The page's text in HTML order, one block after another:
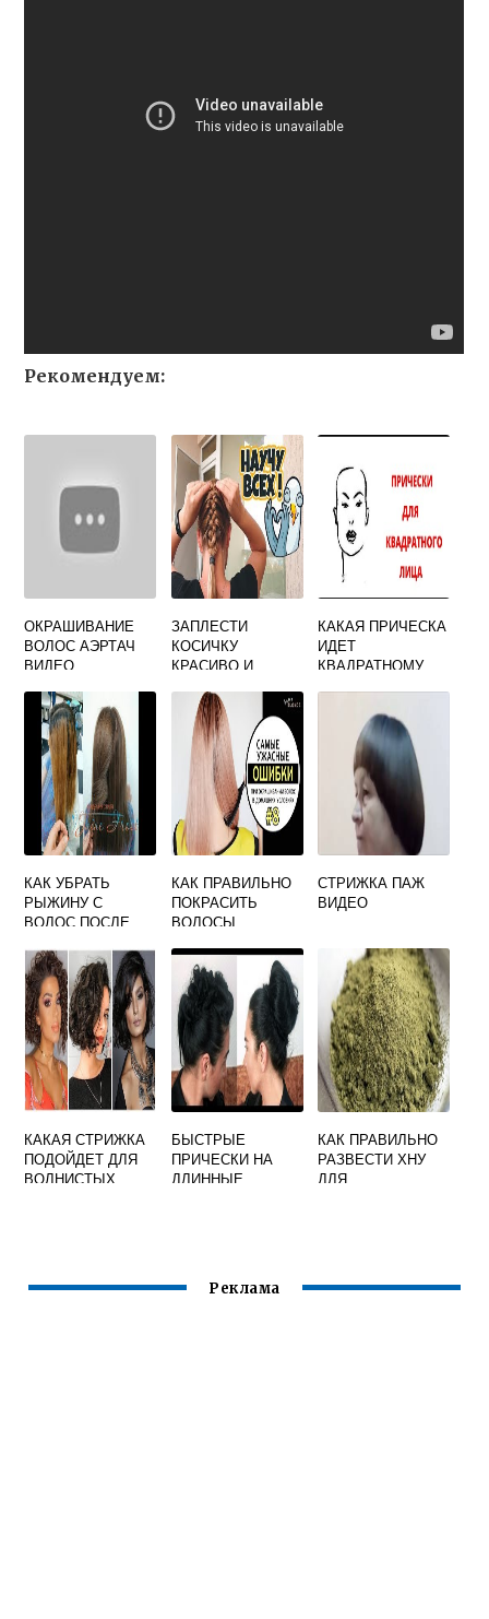
Рекомендуем:
ОКРАШИВАНИЕ
ВОЛОС АЭРТАЧ
ВИДЕО
ЗАПЛЕСТИ
КОСИЧКУ
КРАСИВО И
РЕБЕНКУ ДЛЯ
НАЧИНАЮЩИХ
ВИДЕО
КАКАЯ ПРИЧЕСКА
ИДЕТ
КВАДРАТНОМУ
КАК УБРАТЬ
РЫЖИНУ С
ВОЛОС ПОСЛЕ
ТЕМНЫХ ВОЛОС
КАК ПРАВИЛЬНО
ПОКРАСИТЬ
ВОЛОСЫ
СТРИЖКА ПАЖ
ВИДЕО
КАКАЯ СТРИЖКА
ПОДОЙДЕТ ДЛЯ
ВОЛНИСТЫХ
БЫСТРЫЕ
ПРИЧЕСКИ НА
ДЛИННЫЕ
КАК ПРАВИЛЬНО
РАЗВЕСТИ ХНУ
ДЛЯ
Реклама